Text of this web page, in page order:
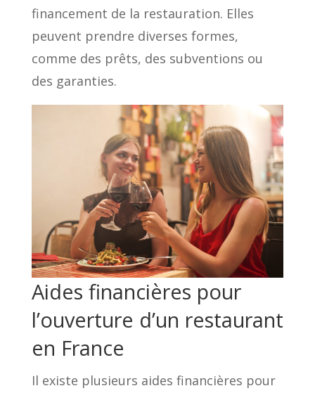
financement de la restauration. Elles
peuvent prendre diverses formes,
comme des prêts, des subventions ou
des garanties.
Aides financières pour
l’ouverture d’un restaurant
en France
Il existe plusieurs aides financières pour